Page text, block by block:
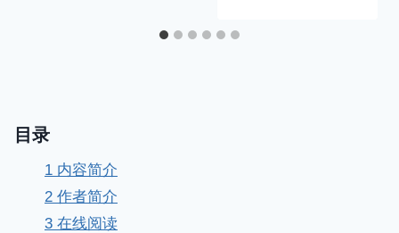
目录
1 内容简介
2 作者简介
3 在线阅读